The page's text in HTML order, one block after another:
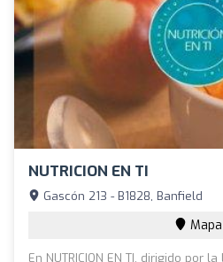
NUTRICION EN TI
Gascón 213 - B1828, Banfield
Mapa
En NUTRICION EN TI, dirigido por